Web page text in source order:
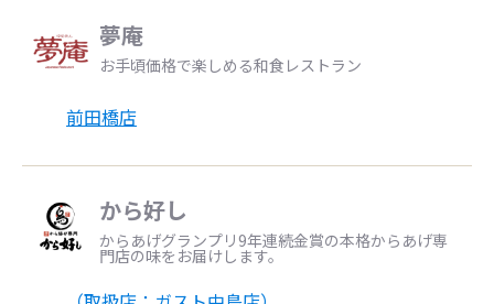
夢庵
お手頃価格で楽しめる和食レストラン
前田橋店
から好し
からあげグランプリ9年連続金賞の本格からあげ専
門店の味をお届けします。